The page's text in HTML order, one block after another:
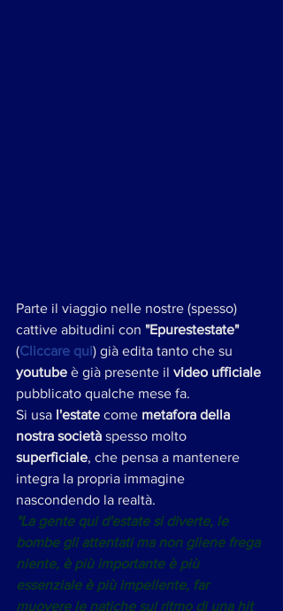
Parte il viaggio nelle nostre (spesso)
cattive abitudini con "Epurestestate"
(Cliccare qui) già edita tanto che su
youtube è già presente il video ufficiale
pubblicato qualche mese fa.
Si usa l'estate come metafora della
nostra società spesso molto
superficiale, che pensa a mantenere
integra la propria immagine
nascondendo la realtà.
"La gente qui d'estate si diverte, le
bombe gli attentati ma non gliene frega
niente, è più importante è più
essenziale è più impellente, far
muovere le natiche sul ritmo di una hit